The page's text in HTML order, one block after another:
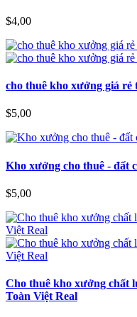
$4,00
cho thuê kho xưởng giá
$5,00
Kho xưởng cho thuê - đất
$5,00
Cho thuê kho xưởng chất
Toàn Việt Real